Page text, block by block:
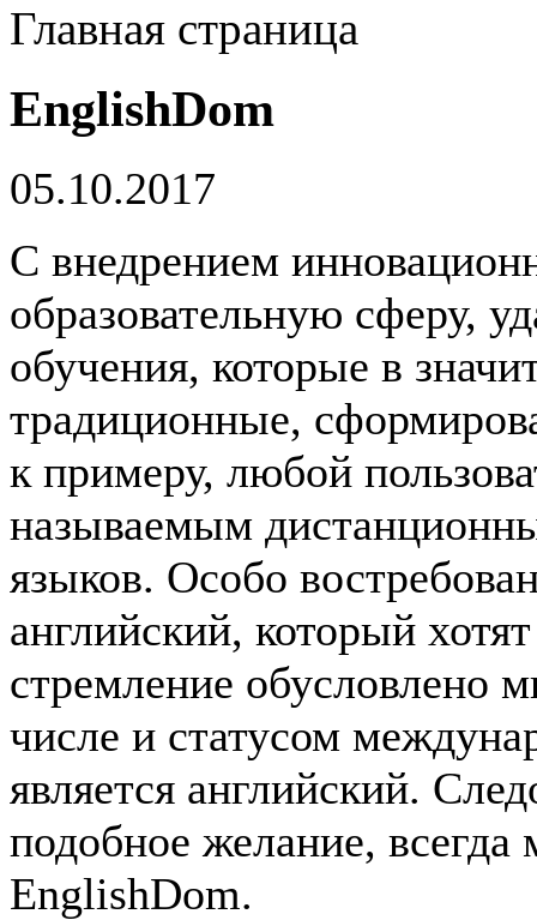
Главная страница
EnglishDom
05.10.2017
С внедрением
образовательную сферу,
обучения, которые в
традиционные,
к примеру, любой
называемым
языков. Особо
английский, который
стремление обусловлено
числе и статусом
является английский.
подобное желание, всегда
EnglishDom.